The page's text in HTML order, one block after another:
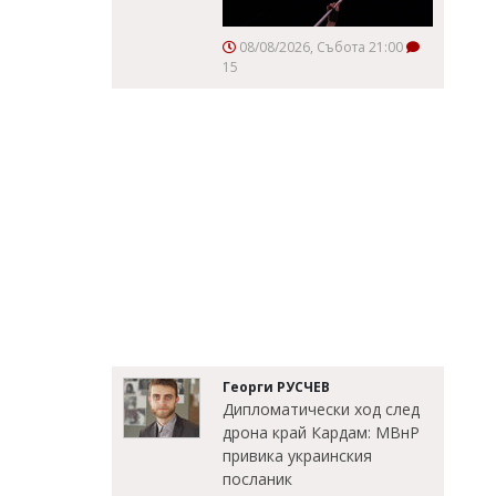
08/08/2026, Събота 21:00
15
Георги РУСЧЕВ
Дипломатически ход след
дрона край Кардам: МВнР
привика украинския
посланик